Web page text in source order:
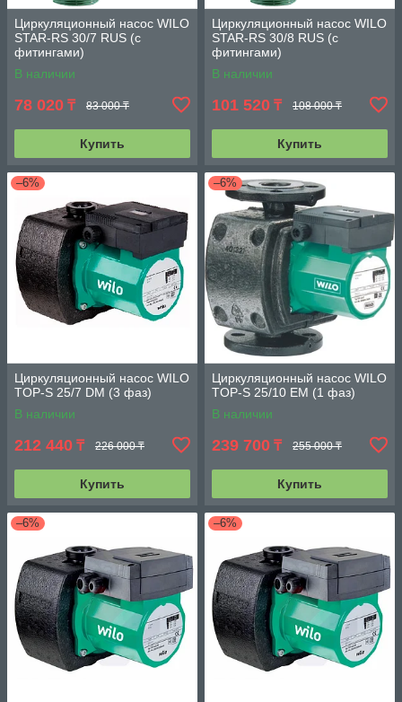
Циркуляционный насос WILO
STAR-RS 30/7 RUS (с
фитингами)
В наличии
78 020 ₸ 83 000 ₸
Купить
Циркуляционный насос WILO
STAR-RS 30/8 RUS (с
фитингами)
В наличии
101 520 ₸ 108 000 ₸
Купить
–6%
Циркуляционный насос WILO
TOP-S 25/7 DM (3 фаз)
В наличии
212 440 ₸ 226 000 ₸
Купить
–6%
Циркуляционный насос WILO
TOP-S 25/10 EM (1 фаз)
В наличии
239 700 ₸ 255 000 ₸
Купить
–6% –6%